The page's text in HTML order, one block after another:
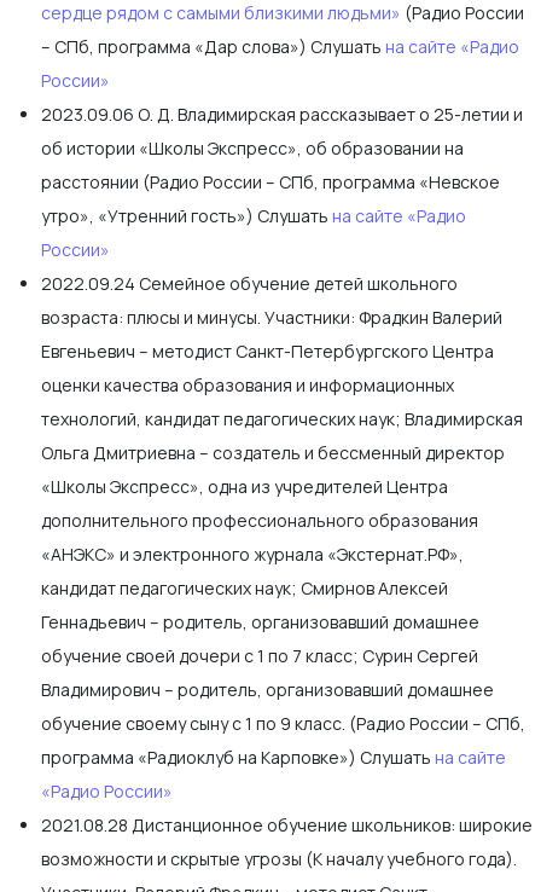
сердце рядом с самыми близкими людьми» (Радио России
– СПб, программа «Дар слова») Слушать на сайте «Радио
России»
2023.09.06 О. Д. Владимирская рассказывает о 25-летии и
об истории «Школы Экспресс», об образовании на
расстоянии (Радио России – СПб, программа «Невское
утро», «Утренний гость») Слушать на сайте «Радио
России»
2022.09.24 Семейное обучение детей школьного
возраста: плюсы и минусы. Участники: Фрадкин Валерий
Евгеньевич – методист Санкт-Петербургского Центра
оценки качества образования и информационных
технологий, кандидат педагогических наук; Владимирская
Ольга Дмитриевна – создатель и бессменный директор
«Школы Экспресс», одна из учредителей Центра
дополнительного профессионального образования
«АНЭКС» и электронного журнала «Экстернат.РФ»,
кандидат педагогических наук; Смирнов Алексей
Геннадьевич – родитель, организовавший домашнее
обучение своей дочери с 1 по 7 класс; Сурин Сергей
Владимирович – родитель, организовавший домашнее
обучение своему сыну с 1 по 9 класс. (Радио России – СПб,
программа «Радиоклуб на Карповке») Слушать на сайте
«Радио России»
2021.08.28 Дистанционное обучение школьников: широкие
возможности и скрытые угрозы (К началу учебного года).